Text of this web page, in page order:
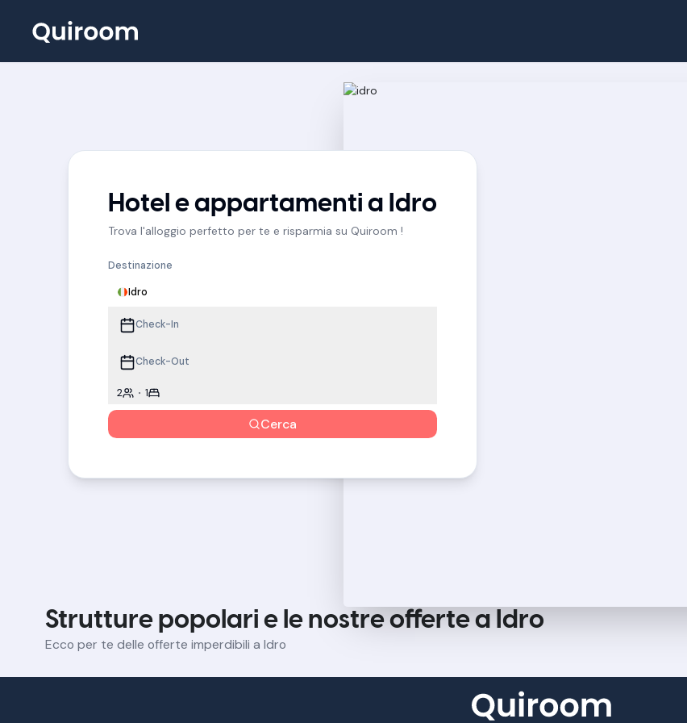
Hotel e appartamenti a Idro
Trova l'alloggio perfetto per te e risparmia su Quiroom !
Destinazione
Idro
2 1
Cerca
Strutture popolari e le nostre offerte a Idro
Ecco per te delle offerte imperdibili a Idro